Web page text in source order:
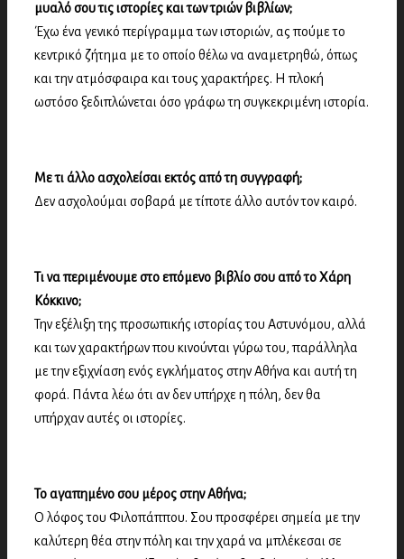
μυαλό σου τις ιστορίες και των τριών βιβλίων;
Έχω ένα γενικό περίγραμμα των ιστοριών, ας πούμε το
κεντρικό ζήτημα με το οποίο θέλω να αναμετρηθώ, όπως
και την ατμόσφαιρα και τους χαρακτήρες. Η πλοκή
ωστόσο ξεδιπλώνεται όσο γράφω τη συγκεκριμένη ιστορία.
Με τι άλλο ασχολείσαι εκτός από τη συγγραφή;
Δεν ασχολούμαι σοβαρά με τίποτε άλλο αυτόν τον καιρό.
Τι να περιμένουμε στο επόμενο βιβλίο σου από το Χάρη
Κόκκινο;
Την εξέλιξη της προσωπικής ιστορίας του Αστυνόμου, αλλά
και των χαρακτήρων που κινούνται γύρω του, παράλληλα
με την εξιχνίαση ενός εγκλήματος στην Αθήνα και αυτή τη
φορά. Πάντα λέω ότι αν δεν υπήρχε η πόλη, δεν θα
υπήρχαν αυτές οι ιστορίες.
Το αγαπημένο σου μέρος στην Αθήνα;
Ο λόφος του Φιλοπάππου. Σου προσφέρει σημεία με την
καλύτερη θέα στην πόλη και την χαρά να μπλέκεσαι σε